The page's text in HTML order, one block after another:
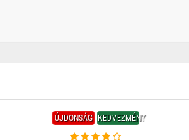
ÚJDONSÁG KEDVEZMÉNY